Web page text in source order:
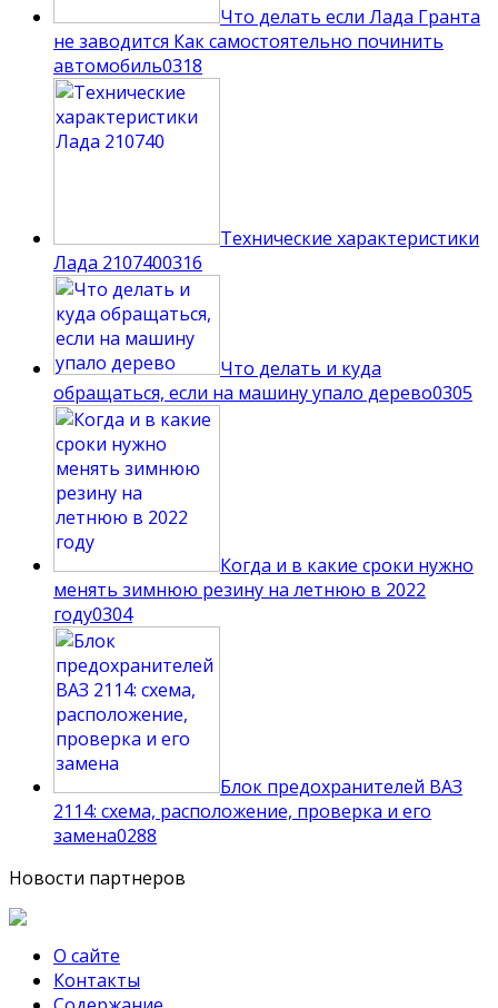
Что делать если Лада Гранта
не заводится Как самостоятельно починить
автомобиль0318
Технические характеристики
Лада 2107400316
Что делать и куда
обращаться, если на машину упало дерево0305
Когда и в какие сроки нужно
менять зимнюю резину на летнюю в 2022
году0304
Блок предохранителей ВАЗ
2114: схема, расположение, проверка и его
замена0288
Новости партнеров
О сайте
Контакты